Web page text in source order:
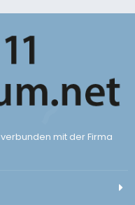
verbunden mit der Firma